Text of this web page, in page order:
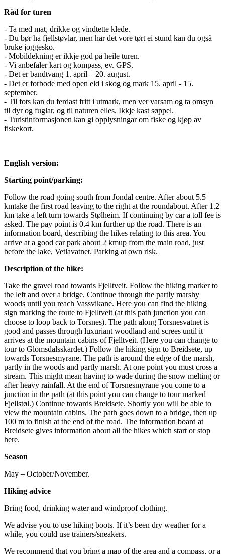
Råd for turen
- Ta med mat, drikke og vindtette klede.
- Du bør ha fjellstøvlar, men har det vore tørt ei stund kan du også
bruke joggesko.
- Mobildekning er ikkje god på heile turen.
- Vi anbefaler kart og kompass, ev. GPS.
- Det er bandtvang 1. april – 20. august.
- Det er forbode med open eld i skog og mark 15. april - 15.
september.
- Til fots kan du ferdast fritt i utmark, men ver varsam og ta omsyn
til dyr og fuglar, og til naturen elles. Ikkje kast søppel.
- Turistinformasjonen kan gi opplysningar om fiske og kjøp av
fiskekort.
English version:
Starting point/parking:
Follow the road going south from Jondal centre. After about 5.5
kmtake the first road leaving to the right at the roundabout. After 1.2
km take a left turn towards Stølheim. If continuing by car a toll fee is
asked. The pay point is 0.4 km further up the road. There is an
information board, describing the hikes relating to this area. You
arrive at a good car park about 2 kmup from the main road, just
before the lake, Vetlavatnet. Parking at own risk.
Description of the hike:
Take the gravel road towards Fjelltveit. Follow the hiking marker to
the left and over a bridge. Continue through the partly marshy
woods until you reach Vassvikane. Here you can find the hiking
sign marking the route to Fjelltveit (at this path junction you can
choose to loop back to Torsnes). The path along Torsnesvatnet is
good and passes through luxuriant woodland and screes until it
arrives at the mountain cabins of Fjelltveit. (Here you can change to
tour to Glomsdalsskardet.) Follow the hiking sign to Breidsete, up
towards Torsnesmyrane. The path is around the edge of the marsh,
partly in the woods and partly marsh. At one point you must cross a
stream. This might mean having to wade during the snow melting or
after heavy rainfall. At the end of Torsnesmyrane you come to a
junction in the path (at this point you can change to tour marked
Fjellstøl.) Continue towards Breidsete. Shortly you will be able to
view the mountain cabins. The path goes down to a bridge, then up
100 m to finish at the end of the road. The information board at
Breidsete gives information about all the hikes which start or stop
here.
Season
May – October/November.
Hiking advice
Bring food, drinking water and windproof clothing.
We advise you to use hiking boots. If it’s been dry weather for a
while, you could use trainers/sneakers.
We recommend that you bring a map of the area and a compass, or a